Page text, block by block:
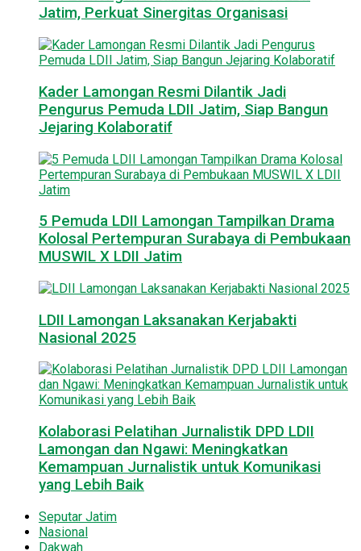
Jatim, Perkuat Sinergitas Organisasi
Kader Lamongan Resmi Dilantik Jadi
Pengurus Pemuda LDII Jatim, Siap Bangun
Jejaring Kolaboratif
5 Pemuda LDII Lamongan Tampilkan Drama
Kolosal Pertempuran Surabaya di Pembukaan
MUSWIL X LDII Jatim
LDII Lamongan Laksanakan Kerjabakti
Nasional 2025
Kolaborasi Pelatihan Jurnalistik DPD LDII
Lamongan dan Ngawi: Meningkatkan
Kemampuan Jurnalistik untuk Komunikasi
yang Lebih Baik
Seputar Jatim
Nasional
Dakwah